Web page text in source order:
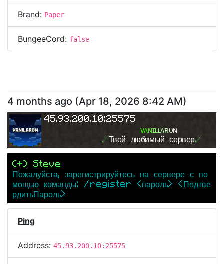
Brand: Paper
BungeeCord: false
4 months ago (Apr 18, 2026 8:42 AM)
45.93.200.10:25575
ᴠᴀɴɪʟʟᴀʀᴜɴ
☄Твой любимый сервер☄
(+) Steve
Пожалуйста, зарегистрируйтесь на сервере с по
мощью команды: /register <пароль> <Подтве
рдитьПароль>
Ping
Address: 45.93.200.10:25575